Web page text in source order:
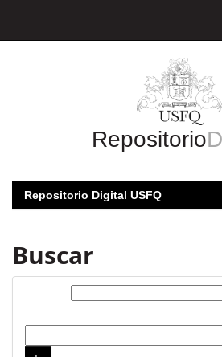
Repositorio
Repositorio Digital USFQ
Buscar